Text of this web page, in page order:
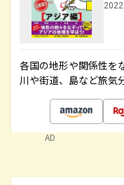
各国の地形や関係性を
川や街道、島など旅気
AD